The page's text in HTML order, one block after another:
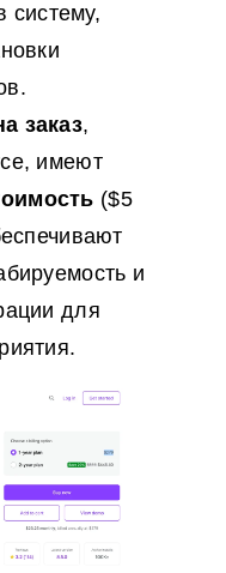
систему,
заказ,
имеют
($5
и
для